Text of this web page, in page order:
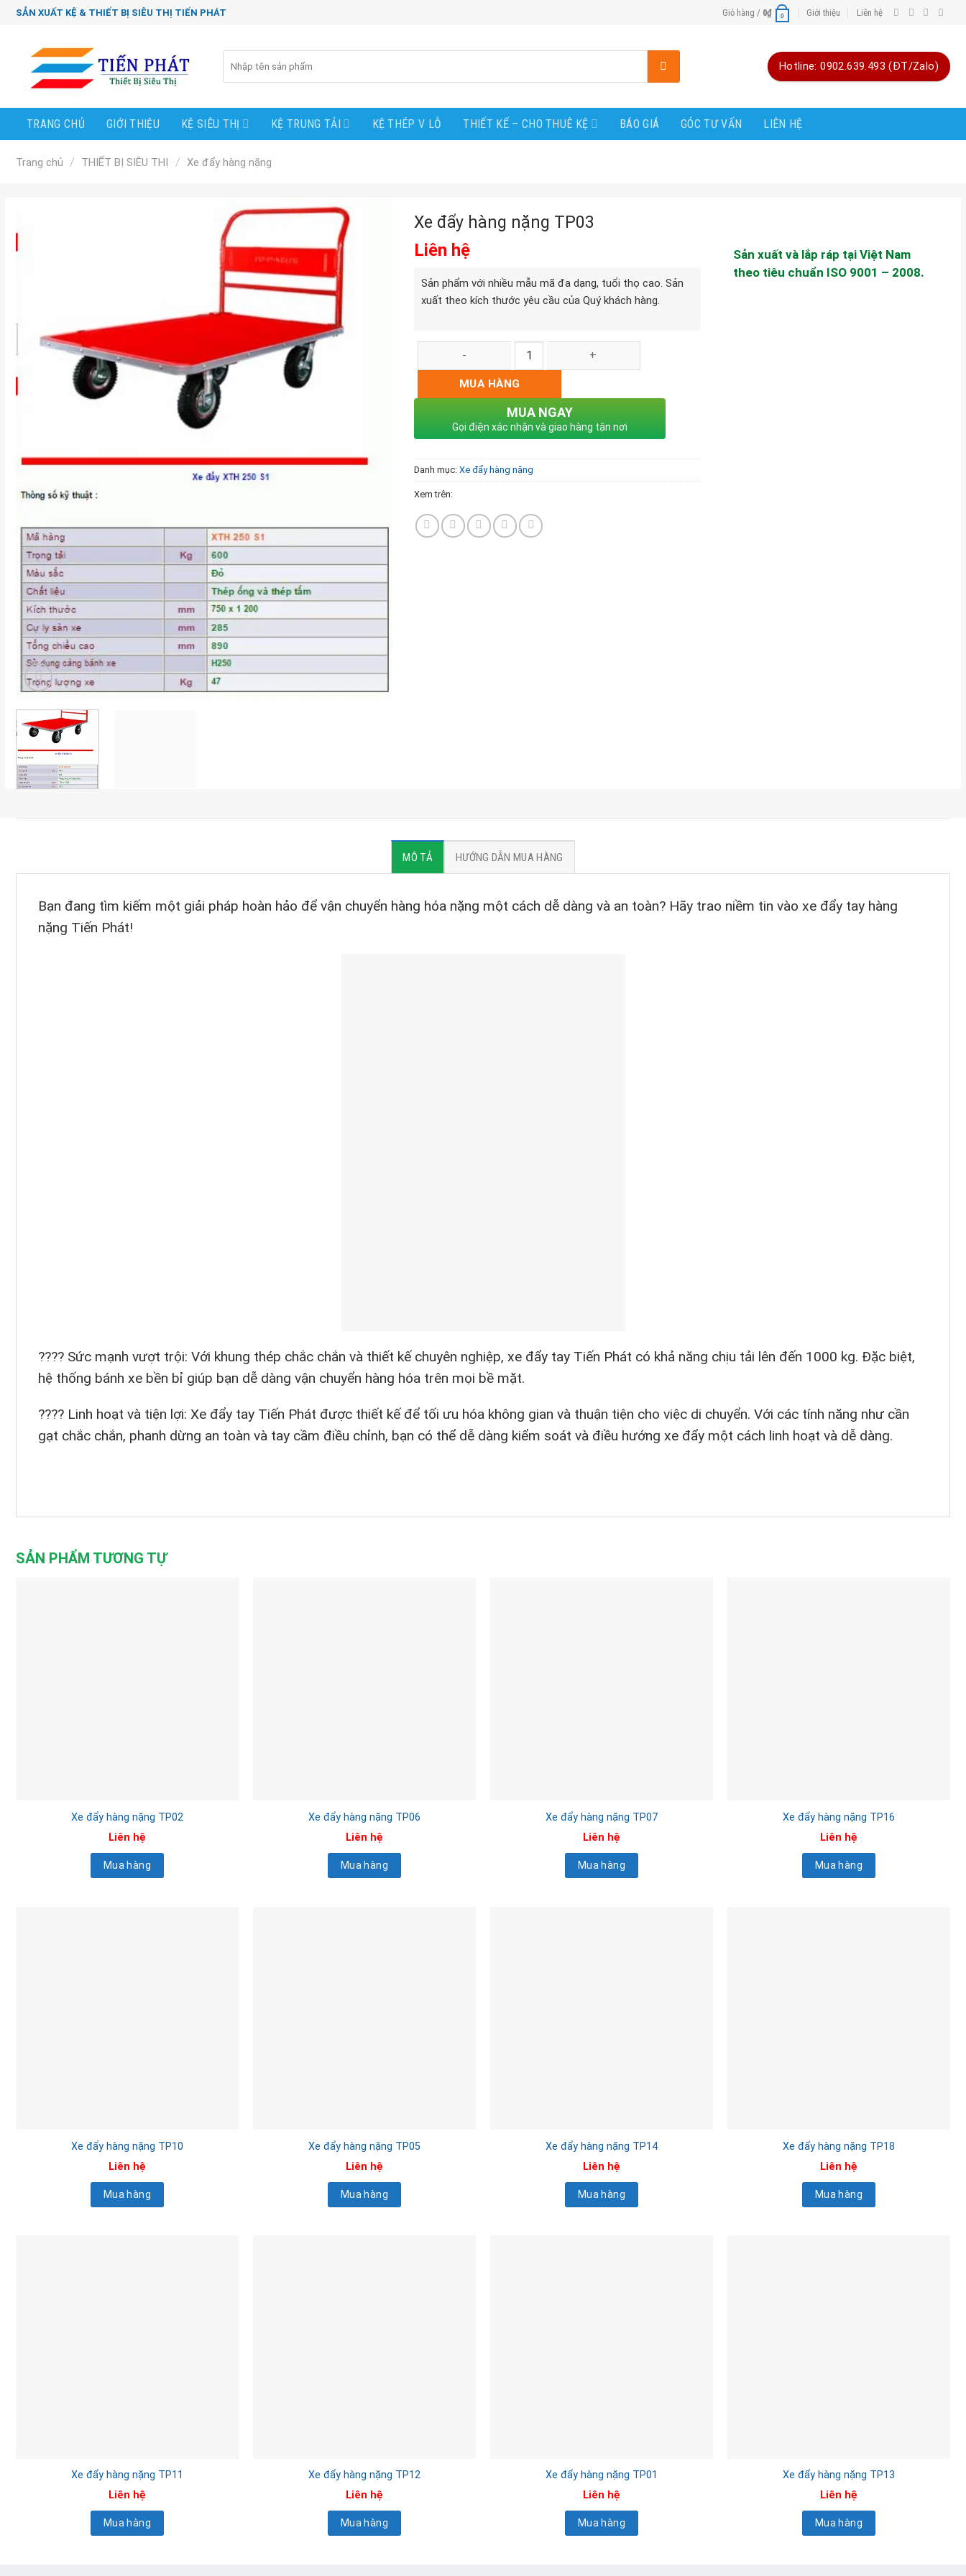
ChuyểnSẢN XUẤT KỆ & THIẾT BỊ SIÊU THỊ TIẾN PHÁT Giỏ hàng / 0₫ 0 Giới thiệu Liên hệ
kiếm:
Hotline: 0902.639.493 (ĐT/Zalo)
TRANG CHỦ GIỚI THIỆU KỆ SIÊU THỊ KỆ TRUNG TẢI KỆ THÉP V LỖ THIẾT KẾ – CHO THUÊ KỆ BÁO GIÁ GÓC TƯ VẤN LIÊN HỆ
Trang chủ / THIẾT BỊ SIÊU THỊ / Xe đẩy hàng nặng
Xe đẩy hàng nặng TP03
Liên hệ
Sản phẩm với nhiều mẫu mã đa dạng, tuổi thọ cao. Sản
xuất theo kích thước yêu cầu của Quý khách hàng.
Xe đẩy hàng nặng TP03 số lượng
MUA HÀNG
MUA NGAY
Gọi điện xác nhận và giao hàng tận nơi
Danh mục:Xe đẩy hàng nặng
Xem trên:
Sản xuất và lắp ráp tại Việt Nam
theo tiêu chuẩn ISO 9001 – 2008.
MÔ TẢ HƯỚNG DẪN MUA HÀNG
Bạn đang tìm kiếm một giải pháp hoàn hảo để vận chuyển hàng hóa nặng một cách dễ dàng và an toàn? Hãy trao niềm tin vào xe đẩy tay hàng
nặng Tiến Phát!
???? Sức mạnh vượt trội: Với khung thép chắc chắn và thiết kế chuyên nghiệp, xe đẩy tay Tiến Phát có khả năng chịu tải lên đến 1000 kg. Đặc biệt,
hệ thống bánh xe bền bỉ giúp bạn dễ dàng vận chuyển hàng hóa trên mọi bề mặt.
???? Linh hoạt và tiện lợi: Xe đẩy tay Tiến Phát được thiết kế để tối ưu hóa không gian và thuận tiện cho việc di chuyển. Với các tính năng như cần
gạt chắc chắn, phanh dừng an toàn và tay cầm điều chỉnh, bạn có thể dễ dàng kiểm soát và điều hướng xe đẩy một cách linh hoạt và dễ dàng.
SẢN PHẨM TƯƠNG TỰ
Xe đẩy hàng nặng TP02
Liên hệ
Mua hàng
Xe đẩy hàng nặng TP06
Liên hệ
Mua hàng
Xe đẩy hàng nặng TP07
Liên hệ
Mua hàng
Xe đẩy hàng nặng TP16
Liên hệ
Mua hàng
Xe đẩy hàng nặng TP10
Liên hệ
Mua hàng
Xe đẩy hàng nặng TP05
Liên hệ
Mua hàng
Xe đẩy hàng nặng TP14
Liên hệ
Mua hàng
Xe đẩy hàng nặng TP18
Liên hệ
Mua hàng
Xe đẩy hàng nặng TP11
Liên hệ
Mua hàng
Xe đẩy hàng nặng TP12
Liên hệ
Mua hàng
Xe đẩy hàng nặng TP01
Liên hệ
Mua hàng
Xe đẩy hàng nặng TP13
Liên hệ
Mua hàng